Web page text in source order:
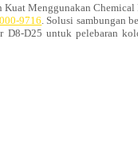
Kuat Menggunakan
9716 . Solusi sambungan
D8-D25 untuk pelebaran